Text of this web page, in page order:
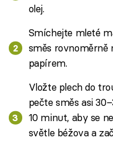
olej.
Smíchejte mleté
směs rovnoměrně
papírem.
Vložte plech do
pečte směs asi
10 minut, aby se
světle béžova a